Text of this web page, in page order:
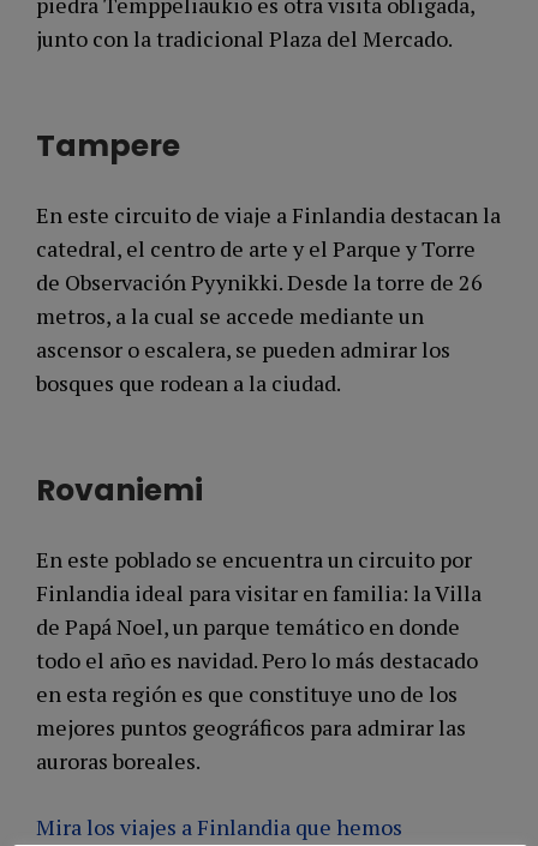
junto con la tradicional Plaza del Mercado.
Tampere
En este circuito de viaje a Finlandia destacan la
catedral, el centro de arte y el Parque y Torre
de Observación Pyynikki. Desde la torre de 26
metros, a la cual se accede mediante un
ascensor o escalera, se pueden admirar los
bosques que rodean a la ciudad.
Rovaniemi
En este poblado se encuentra un circuito por
Finlandia ideal para visitar en familia: la Villa
de Papá Noel, un parque temático en donde
todo el año es navidad. Pero lo más destacado
en esta región es que constituye uno de los
mejores puntos geográficos para admirar las
auroras boreales.
Mira los viajes a Finlandia que hemos